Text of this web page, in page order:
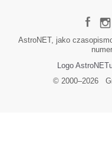
AstroNET, jako
Logo
© 2000–2026